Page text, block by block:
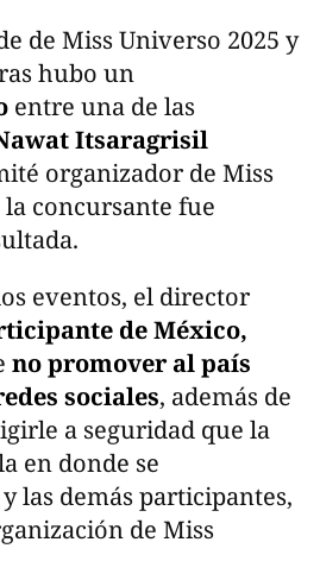
de Miss Universo 2025 y
hubo un
entre una de las
Itsaragrisil
organizador de Miss
concursante fue
eventos, el director
de México,
no promover al país
sociales, además de
a seguridad que la
en donde se
las demás participantes,
de Miss